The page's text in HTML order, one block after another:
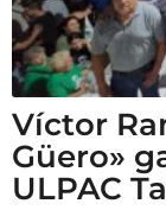
Víctor
Güero»
ULPAC